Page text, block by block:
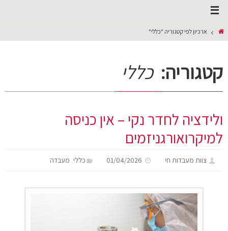
ארכיון לפי קטגוריה "כללי"
קטגוריה: כללי
ולידציה לחדר נקי – אין כניסה
למיקרואורגניזמים
צוות מעבדות חי 01/04/2026 כללי, מעבדה